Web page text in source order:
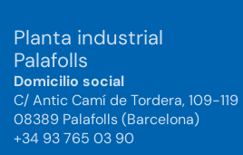
Planta industrial
Palafolls
Domicilio social
C/ Antic Camí de Tordera, 109-119
08389 Palafolls (Barcelona)
+34 93 765 03 90